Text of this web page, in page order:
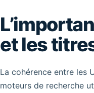
et les
La cohérence entre les
moteurs de recherche